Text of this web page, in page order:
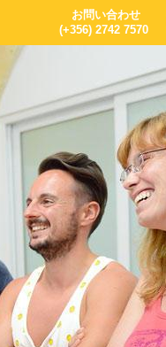
お問い合わせ
(+356) 2742 7570